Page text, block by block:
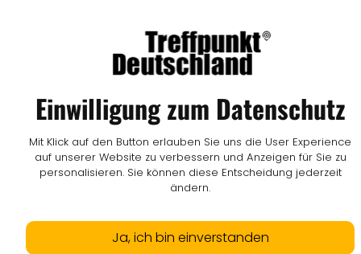
Einwilligung zum Datenschutz
Mit Klick auf den Button erlauben Sie uns die User Experience
auf unserer Website zu verbessern und Anzeigen für Sie zu
personalisieren. Sie können diese Entscheidung jederzeit
ändern.
Ja, ich bin einverstanden